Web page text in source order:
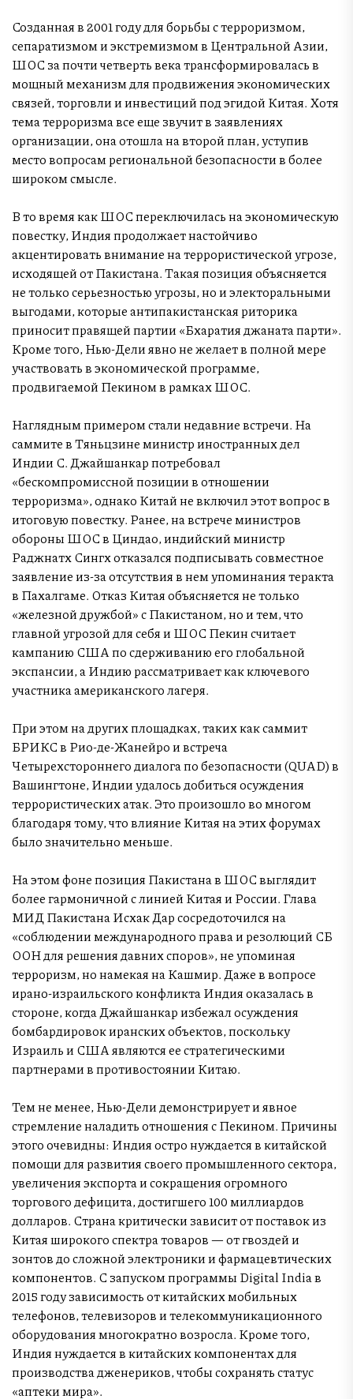
Созданная в 2001 году для борьбы с терроризмом,
сепаратизмом и экстремизмом в Центральной Азии,
ШОС за почти четверть века трансформировалась в
мощный механизм для продвижения экономических
связей, торговли и инвестиций под эгидой Китая. Хотя
тема терроризма все еще звучит в заявлениях
организации, она отошла на второй план, уступив
место вопросам региональной безопасности в более
широком смысле.
В то время как ШОС переключилась на экономическую
повестку, Индия продолжает настойчиво
акцентировать внимание на террористической угрозе,
исходящей от Пакистана. Такая позиция объясняется
не только серьезностью угрозы, но и электоральными
выгодами, которые антипакистанская риторика
приносит правящей партии «Бхаратия джаната парти».
Кроме того, Нью-Дели явно не желает в полной мере
участвовать в экономической программе,
продвигаемой Пекином в рамках ШОС.
Наглядным примером стали недавние встречи. На
саммите в Тяньцзине министр иностранных дел
Индии С. Джайшанкар потребовал
«бескомпромиссной позиции в отношении
терроризма», однако Китай не включил этот вопрос в
итоговую повестку. Ранее, на встрече министров
обороны ШОС в Циндао, индийский министр
Раджнатх Сингх отказался подписывать совместное
заявление из-за отсутствия в нем упоминания теракта
в Пахалгаме. Отказ Китая объясняется не только
«железной дружбой» с Пакистаном, но и тем, что
главной угрозой для себя и ШОС Пекин считает
кампанию США по сдерживанию его глобальной
экспансии, а Индию рассматривает как ключевого
участника американского лагеря.
При этом на других площадках, таких как саммит
БРИКС в Рио-де-Жанейро и встреча
Четырехстороннего диалога по безопасности (QUAD) в
Вашингтоне, Индии удалось добиться осуждения
террористических атак. Это произошло во многом
благодаря тому, что влияние Китая на этих форумах
было значительно меньше.
На этом фоне позиция Пакистана в ШОС выглядит
более гармоничной с линией Китая и России. Глава
МИД Пакистана Исхак Дар сосредоточился на
«соблюдении международного права и резолюций СБ
ООН для решения давних споров», не упоминая
терроризм, но намекая на Кашмир. Даже в вопросе
ирано-израильского конфликта Индия оказалась в
стороне, когда Джайшанкар избежал осуждения
бомбардировок иранских объектов, поскольку
Израиль и США являются ее стратегическими
партнерами в противостоянии Китаю.
Тем не менее, Нью-Дели демонстрирует и явное
стремление наладить отношения с Пекином. Причины
этого очевидны: Индия остро нуждается в китайской
помощи для развития своего промышленного сектора,
увеличения экспорта и сокращения огромного
торгового дефицита, достигшего 100 миллиардов
долларов. Страна критически зависит от поставок из
Китая широкого спектра товаров — от гвоздей и
зонтов до сложной электроники и фармацевтических
компонентов. С запуском программы Digital India в
2015 году зависимость от китайских мобильных
телефонов, телевизоров и телекоммуникационного
оборудования многократно возросла. Кроме того,
Индия нуждается в китайских компонентах для
производства дженериков, чтобы сохранять статус
«аптеки мира».